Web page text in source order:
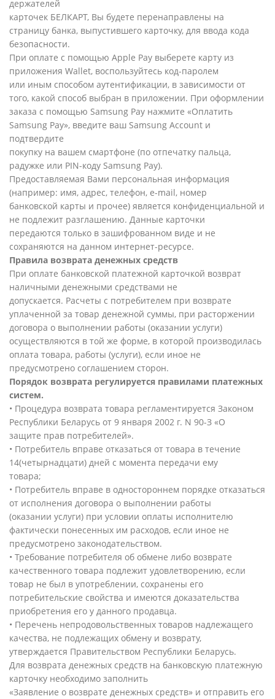
держателей
карточек БЕЛКАРТ, Вы будете перенаправлены на
страницу банка, выпустившего карточку, для ввода кода
безопасности.
При оплате с помощью Apple Pay выберете карту из
приложения Wallet, воспользуйтесь код-паролем
или иным способом аутентификации, в зависимости от
того, какой способ выбран в приложении. При оформлении
заказа с помощью Samsung Pay нажмите «Оплатить
Samsung Pay», введите ваш Samsung Account и
подтвердите
покупку на вашем смартфоне (по отпечатку пальца,
радужке или PIN-коду Samsung Pay).
Предоставляемая Вами персональная информация
(например: имя, адрес, телефон, e-mail, номер
банковской карты и прочее) является конфиденциальной и
не подлежит разглашению. Данные карточки
передаются только в зашифрованном виде и не
сохраняются на данном интернет-ресурсе.
Правила возврата денежных средств
При оплате банковской платежной карточкой возврат
наличными денежными средствами не
допускается. Расчеты с потребителем при возврате
уплаченной за товар денежной суммы, при расторжении
договора о выполнении работы (оказании услуги)
осуществляются в той же форме, в которой производилась
оплата товара, работы (услуги), если иное не
предусмотрено соглашением сторон.
Порядок возврата регулируется правилами платежных
систем.
• Процедура возврата товара регламентируется Законом
Республики Беларусь от 9 января 2002 г. N 90-З «О
защите прав потребителей».
• Потребитель вправе отказаться от товара в течение
14(четырнадцати) дней с момента передачи ему
товара;
• Потребитель вправе в одностороннем порядке отказаться
от исполнения договора о выполнении работы
(оказании услуги) при условии оплаты исполнителю
фактически понесенных им расходов, если иное не
предусмотрено законодательством.
• Требование потребителя об обмене либо возврате
качественного товара подлежит удовлетворению, если
товар не был в употреблении, сохранены его
потребительские свойства и имеются доказательства
приобретения его у данного продавца.
• Перечень непродовольственных товаров надлежащего
качества, не подлежащих обмену и возврату,
утверждается Правительством Республики Беларусь.
Для возврата денежных средств на банковскую платежную
карточку необходимо заполнить
«Заявление о возврате денежных средств» и отправить его